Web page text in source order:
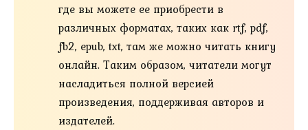
где вы можете ее приобрести в
различных форматах, таких как rtf, pdf,
fb2, epub, txt, там же можно читать книгу
онлайн. Таким образом, читатели могут
насладиться полной версией
произведения, поддерживая авторов и
издателей.